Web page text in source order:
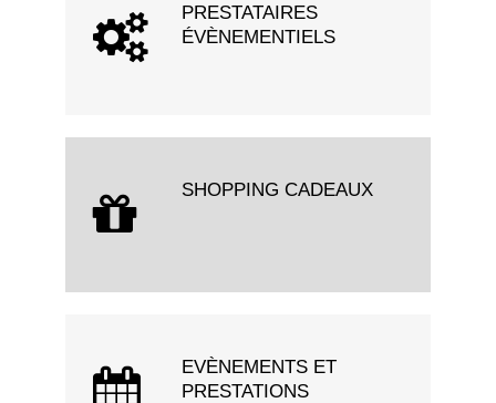
PRESTATAIRES
ÉVÈNEMENTIELS
SHOPPING CADEAUX
EVÈNEMENTS ET
PRESTATIONS